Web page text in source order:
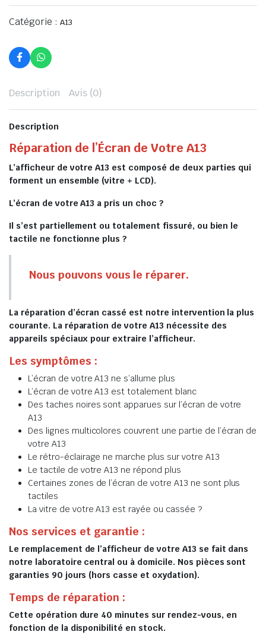
Catégorie : A13
Description Avis (0)
Description
Réparation de l’Écran de Votre A13
L’afficheur de votre A13 est composé de deux parties qui
forment un ensemble (vitre + LCD).
L’écran de votre A13 a pris un choc ?
Il s’est partiellement ou totalement fissuré, ou bien le
tactile ne fonctionne plus ?
Nous pouvons vous le réparer.
La réparation d’écran cassé est notre intervention la plus
courante. La réparation de votre A13 nécessite des
appareils spéciaux pour extraire l’afficheur.
Les symptômes :
L’écran de votre A13 ne s’allume plus
L’écran de votre A13 est totalement blanc
Des taches noires sont apparues sur l’écran de votre
A13
Des lignes multicolores couvrent une partie de l’écran de
votre A13
Le rétro-éclairage ne marche plus sur votre A13
Le tactile de votre A13 ne répond plus
Certaines zones de l’écran de votre A13 ne sont plus
tactiles
La vitre de votre A13 est rayée ou cassée ?
Nos services et garantie :
Le remplacement de l’afficheur de votre A13 se fait dans
notre laboratoire central ou à domicile. Nos pièces sont
garanties 90 jours (hors casse et oxydation).
Temps de réparation :
Cette opération dure 40 minutes sur rendez-vous, en
fonction de la disponibilité en stock.